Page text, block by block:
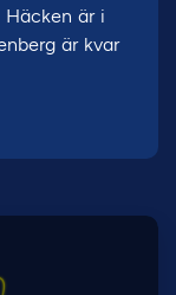
Häcken är i
är kvar